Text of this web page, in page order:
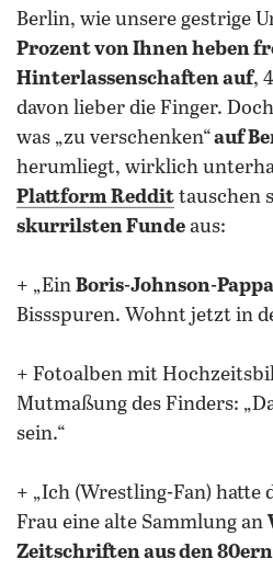
Berlin, wie unsere gestrige
Prozent von Ihnen heben
Hinterlassenschaften auf,
davon lieber die Finger.
was „zu verschenken“auf
herumliegt, wirklich
Plattform Reddit tauschen
skurrilsten Funde aus:
+ „Ein Boris-Johnson-
Bissspuren. Wohnt jetzt in
+ Fotoalben mit
Mutmaßung des Finders:
sein.“
+ „Ich (Wrestling-Fan) hatte
Frau eine alte Sammlung an
Zeitschriften aus den